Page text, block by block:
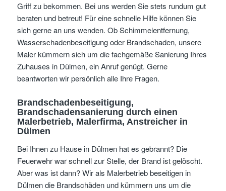
Griff zu bekommen. Bei uns werden Sie stets rundum gut
beraten und betreut! Für eine schnelle Hilfe können Sie
sich gerne an uns wenden. Ob Schimmelentfernung,
Wasserschadenbeseitigung oder Brandschaden, unsere
Maler kümmern sich um die fachgemäße Sanierung Ihres
Zuhauses in Dülmen, ein Anruf genügt. Gerne
beantworten wir persönlich alle Ihre Fragen.
Brandschadenbeseitigung,
Brandschadensanierung durch einen
Malerbetrieb, Malerfirma, Anstreicher in
Dülmen
Bei Ihnen zu Hause in Dülmen hat es gebrannt? Die
Feuerwehr war schnell zur Stelle, der Brand ist gelöscht.
Aber was ist dann? Wir als Malerbetrieb beseitigen in
Dülmen die Brandschäden und kümmern uns um die